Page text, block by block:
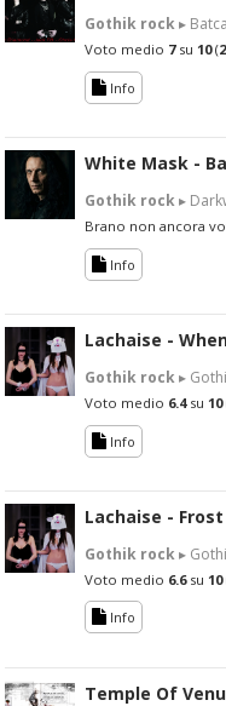
Gothik rock▸
Voto medio 7su 10(
Info
White Mask -
Gothik rock▸
Brano non ancora
Info
Lachaise -
Gothik rock▸
Voto medio 6.4su 10
Info
Lachaise - Frost
Gothik rock▸
Voto medio 6.6su 10
Info
Temple Of